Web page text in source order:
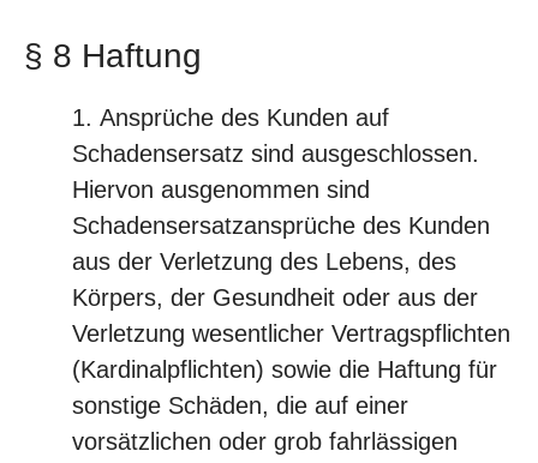
§ 8 Haftung
Ansprüche des Kunden auf
Schadensersatz sind ausgeschlossen.
Hiervon ausgenommen sind
Schadensersatzansprüche des Kunden
aus der Verletzung des Lebens, des
Körpers, der Gesundheit oder aus der
Verletzung wesentlicher Vertragspflichten
(Kardinalpflichten) sowie die Haftung für
sonstige Schäden, die auf einer
vorsätzlichen oder grob fahrlässigen